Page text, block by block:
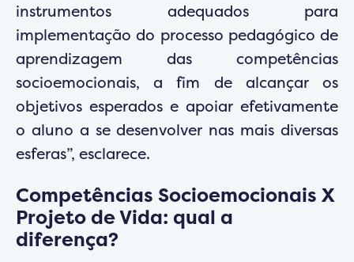
instrumentos adequados para
implementação do processo pedagógico de
aprendizagem das competências
socioemocionais, a fim de alcançar os
objetivos esperados e apoiar efetivamente
o aluno a se desenvolver nas mais diversas
esferas”, esclarece.
Competências Socioemocionais X
Projeto de Vida: qual a
diferença?